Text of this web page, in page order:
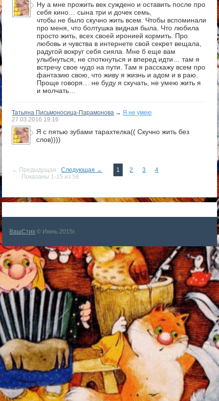
Ну а мне прожить век суждено и оставить после про
себя кино… сына три и дочек семь,
чтобы не было скучно жить всем. Чтобы вспоминали
про меня, что болтушка видная была. Что любила
просто жить, всех своей иронией кормить. Про
любовь и чувства в интернете свой секрет вещала,
радугой вокруг себя сияла. Мне б еще вам
улыбнуться, не споткнуться и вперед идти… там я
встречу свое чудо на пути. Там я расскажу всем про
фантазию свою, что живу я жизнь и адом и в раю.
Проще говоря… не буду я скучать, не умею жить я
и молчать…
Татьяна Письмоносица-Парамонова →Я не умею
27.03.2016 19:16
Я с пятью зубами тарахтелка(( Скучно жить без
слов))))
← Предыдущая Следующая → 1 2 3
4
Показаны 1-15 из 58
ВашСтих © Июнь 2015г.